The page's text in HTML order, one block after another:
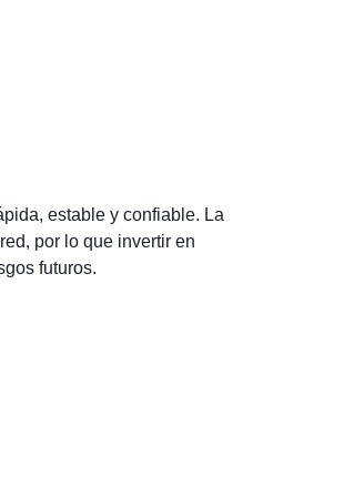
estable y confiable. La
por lo que invertir en
futuros.